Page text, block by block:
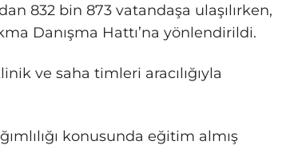
832 bin 873 vatandaşa ulaşılırken,
Danışma Hattı’na yönlendirildi.
ve saha timleri aracılığıyla
konusunda eğitim almış